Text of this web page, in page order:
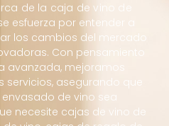
de la caja de vino de
esfuerza por entender a
los cambios del mercado
Con pensamiento
avanzada, mejoramos
servicios, asegurando que
de vino sea
necesite cajas de vino de